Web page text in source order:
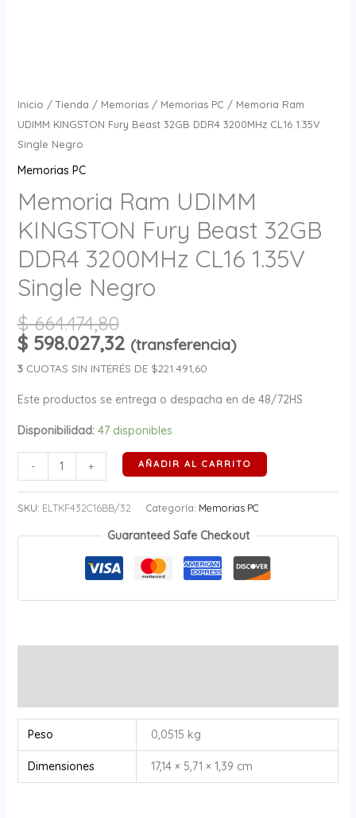
Inicio /Tienda / Memorias/ Memorias PC / Memoria Ram
UDIMM KINGSTON Fury Beast 32GB DDR4 3200MHz CL16 1.35V
Single Negro
Memorias PC
Memoria Ram UDIMM
KINGSTON Fury Beast 32GB
DDR4 3200MHz CL16 1.35V
Single Negro
$664.474,80
$598.027,32 (transferencia)
3CUOTAS SIN INTERÉS DE $221.491,60
Este productos se entrega o despacha en de 48/72HS
Disponibilidad: 47 disponibles
- + AÑADIR AL CARRITO
SKU: ELTKF432C16BB/32 Categoría: Memorias PC
Guaranteed Safe Checkout
Peso 0,0515 kg
Dimensiones 17,14 × 5,71 × 1,39 cm